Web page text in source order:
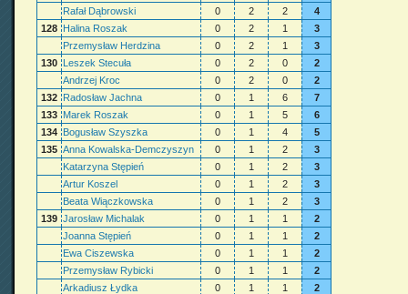
Rafał Dąbrowski
0 2 2
4
128 Halina Roszak 0 2 1
3
Przemysław Herdzina
0 2 1
3
130 Leszek Stecuła 0 2 0
2
Andrzej Kroc
0 2 0
2
132 Radosław Jachna 0 1 6
7
133 Marek Roszak 0 1 5
6
134 Bogusław Szyszka 0 1 4
5
135 Anna Kowalska-Demczyszyn 0 1 2
3
Katarzyna Stępień
0 1 2
3
Artur Koszel
0 1 2
3
Beata Wiączkowska
0 1 2
3
139 Jarosław Michalak 0 1 1
2
Joanna Stępień
0 1 1
2
Ewa Ciszewska
0 1 1
2
Przemysław Rybicki
0 1 1
2
Arkadiusz Łydka
0 1 1
2